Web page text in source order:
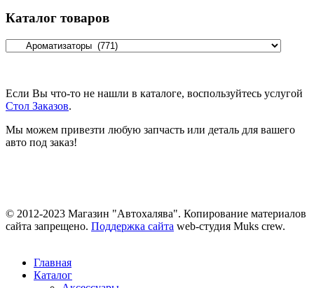
Каталог товаров
Если Вы что-то не нашли в каталоге, воспользуйтесь услугой
Стол Заказов.
Мы можем привезти любую запчасть или деталь для вашего
авто под заказ!
© 2012-2023 Магазин "Автохалява". Копирование материалов
сайта запрещено. Поддержка сайта web-студия Muks crew.
Главная
Каталог